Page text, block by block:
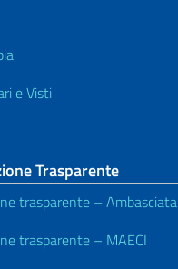
e Visti
Trasparente
trasparente – Ambasciata
trasparente – MAECI